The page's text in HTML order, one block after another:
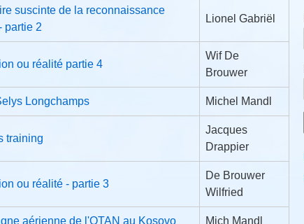
suscinte de la reconnaissance
partie 2
Lionel Gabriël
ou réalité partie 4
Wif De
Brouwer
Longchamps Michel Mandl
training
Jacques
Drappier
ou réalité - partie 3
De Brouwer
Wilfried
aérienne de l'OTAN au Kosovo Mich Mandl